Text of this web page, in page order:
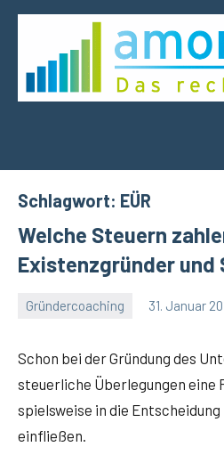
Zum
springen
´
Schlagwort: EÜR
Welche Steuern
Existenzgründer und
Gründercoaching 31. Januar
Schon bei der Grün­dung des
steu­er­li­che Über­le­gun­gen eine
spiels­wei­se in die
einfließen.